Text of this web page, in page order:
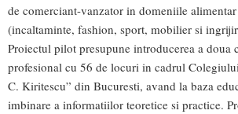
de comerciant-vanzator in domeniile
(incaltaminte, fashion, sport, mobilier si
Proiectul pilot presupune introducerea a doua
profesional cu 56 de locuri in cadrul
C. Kiritescu” din Bucuresti, avand la baza
imbinare a informatiilor teoretice si practice.